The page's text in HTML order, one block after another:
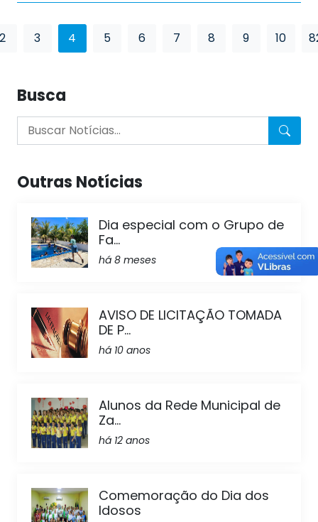
2 3 4 5 6 7 8 9 10
Busca
Outras Notícias
Dia especial com o Grupo de
Fa...
há 8 meses
AVISO DE LICITAÇÃO TOMADA
DE P...
há 10 anos
Alunos da Rede Municipal de
Za...
há 12 anos
Comemoração do Dia dos
Idosos